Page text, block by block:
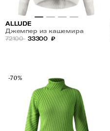
ALLUDE
Джемпер из кашемира
72100 33300 ₽
-70%